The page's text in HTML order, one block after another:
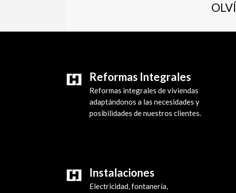
Reformas Integrales
Reformas integrales de viviendas
adaptándonos a las necesidades y
posibilidades de nuestros clientes.
Instalaciones
Electricidad, fontanería,